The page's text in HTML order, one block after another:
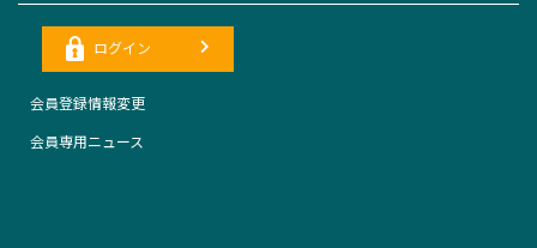
ログイン
会員登録情報変更
会員専用ニュース